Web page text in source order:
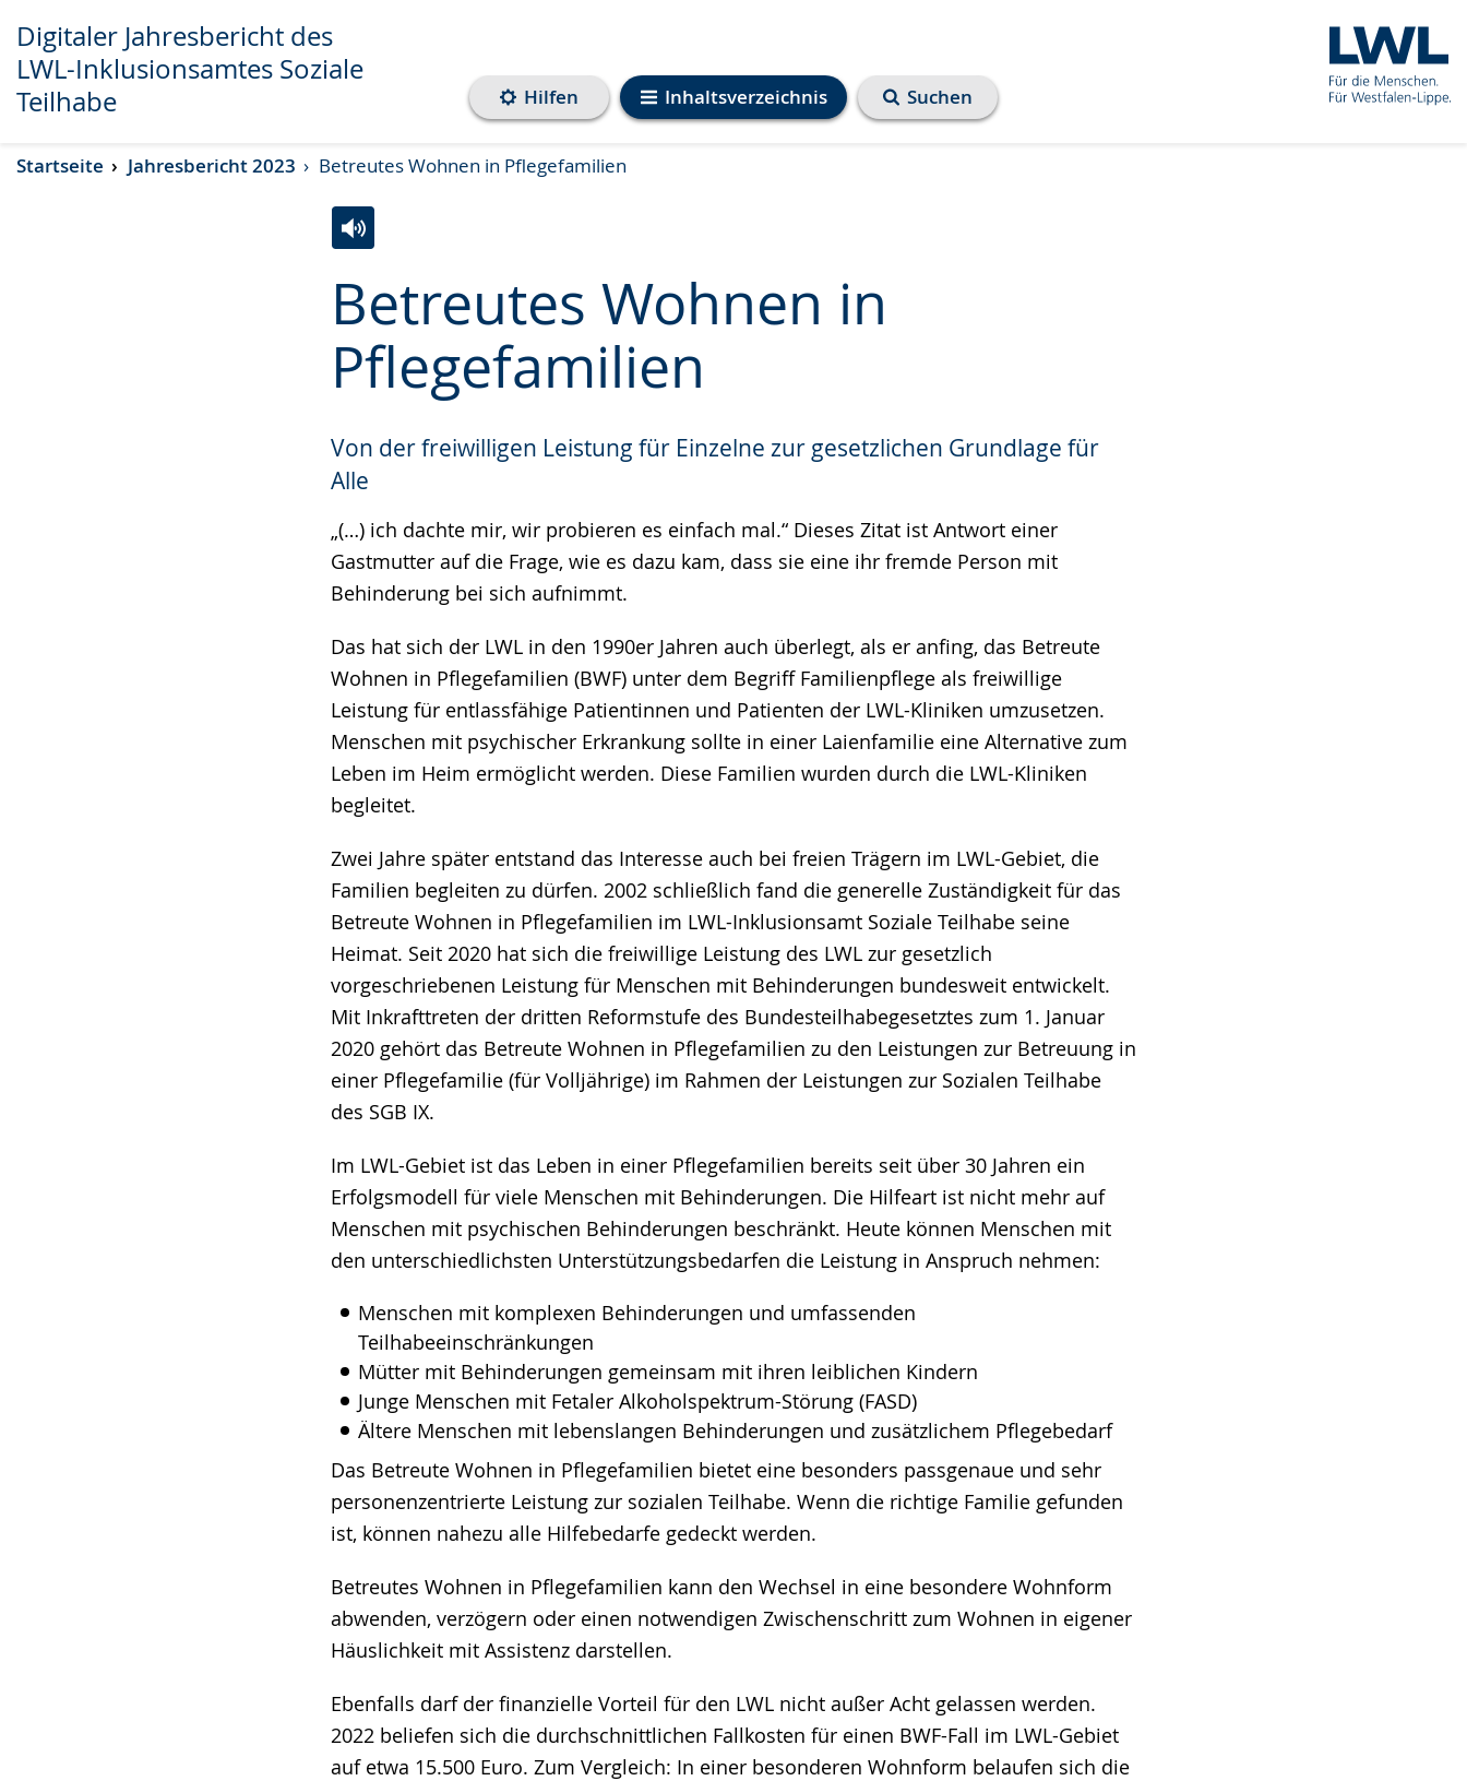
Transkript anzeigen
Abspielen
Pausieren
Digitaler Jahresbericht des
LWL-Inklusionsamtes Soziale
Teilhabe
Inhaltsverzeichnis
Hilfen Suchen
Startseite Jahresbericht 2023 Betreutes Wohnen in Pflegefamilien
Betreutes Wohnen in
Pflegefamilien
Von der freiwilligen Leistung für Einzelne zur gesetzlichen Grundlage für
Alle
„(…) ich dachte mir, wir probieren es einfach mal.“ Dieses Zitat ist Antwort einer
Gastmutter auf die Frage, wie es dazu kam, dass sie eine ihr fremde Person mit
Behinderung bei sich aufnimmt.
Das hat sich der LWL in den 1990er Jahren auch überlegt, als er anfing, das Betreute
Wohnen in Pflegefamilien (BWF) unter dem Begriff Familienpflege als freiwillige
Leistung für entlassfähige Patientinnen und Patienten der LWL-Kliniken umzusetzen.
Menschen mit psychischer Erkrankung sollte in einer Laienfamilie eine Alternative zum
Leben im Heim ermöglicht werden. Diese Familien wurden durch die LWL-Kliniken
begleitet.
Zwei Jahre später entstand das Interesse auch bei freien Trägern im LWL-Gebiet, die
Familien begleiten zu dürfen. 2002 schließlich fand die generelle Zuständigkeit für das
Betreute Wohnen in Pflegefamilien im LWL-Inklusionsamt Soziale Teilhabe seine
Heimat. Seit 2020 hat sich die freiwillige Leistung des LWL zur gesetzlich
vorgeschriebenen Leistung für Menschen mit Behinderungen bundesweit entwickelt.
Mit Inkrafttreten der dritten Reformstufe des Bundesteilhabegesetztes zum 1. Januar
2020 gehört das Betreute Wohnen in Pflegefamilien zu den Leistungen zur Betreuung in
einer Pflegefamilie (für Volljährige) im Rahmen der Leistungen zur Sozialen Teilhabe
des SGB IX.
Im LWL-Gebiet ist das Leben in einer Pflegefamilien bereits seit über 30 Jahren ein
Erfolgsmodell für viele Menschen mit Behinderungen. Die Hilfeart ist nicht mehr auf
Menschen mit psychischen Behinderungen beschränkt. Heute können Menschen mit
den unterschiedlichsten Unterstützungsbedarfen die Leistung in Anspruch nehmen:
Menschen mit komplexen Behinderungen und umfassenden
Teilhabeeinschränkungen
Mütter mit Behinderungen gemeinsam mit ihren leiblichen Kindern
Junge Menschen mit Fetaler Alkoholspektrum-Störung (FASD)
Ältere Menschen mit lebenslangen Behinderungen und zusätzlichem Pflegebedarf
Das Betreute Wohnen in Pflegefamilien bietet eine besonders passgenaue und sehr
personenzentrierte Leistung zur sozialen Teilhabe. Wenn die richtige Familie gefunden
ist, können nahezu alle Hilfebedarfe gedeckt werden.
Betreutes Wohnen in Pflegefamilien kann den Wechsel in eine besondere Wohnform
abwenden, verzögern oder einen notwendigen Zwischenschritt zum Wohnen in eigener
Häuslichkeit mit Assistenz darstellen.
Ebenfalls darf der finanzielle Vorteil für den LWL nicht außer Acht gelassen werden.
2022 beliefen sich die durchschnittlichen Fallkosten für einen BWF-Fall im LWL-Gebiet
auf etwa 15.500 Euro. Zum Vergleich: In einer besonderen Wohnform belaufen sich die
Leichten
Sprache
wechseln.
Audio-
Unterstützung.
Video
in
Deutscher
Gebärdensprache
angezeigt.